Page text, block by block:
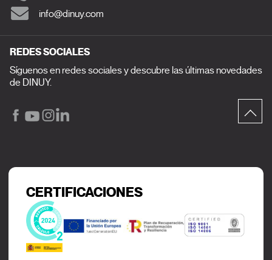
info@dinuy.com
REDES SOCIALES
Síguenos en redes sociales y descubre las últimas novedades
de DINUY.
CERTIFICACIONES